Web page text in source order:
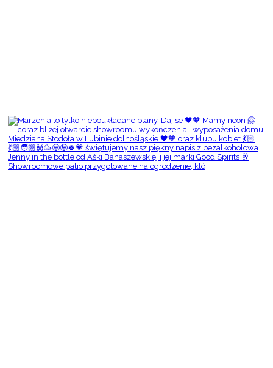
Showroomowe patio przygotowane na ogrodzenie, któ